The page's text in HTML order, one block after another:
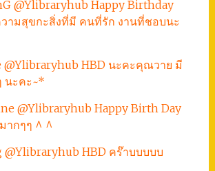
@Ylibraryhub Happy Birthday
ามสุขกะสิ่งที่มี คนที่รัก งานที่ชอบนะ
@Ylibraryhub HBD นะคะคุณวาย มี
นะคะ~*
@Ylibraryhub Happy Birth Day
ากๆๆ ^ ^
HBD คร๊าบบบบบ